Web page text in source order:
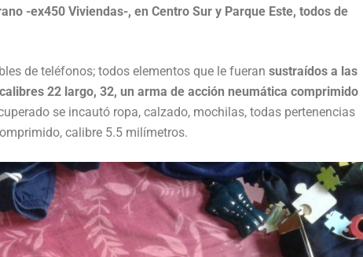
-ex450 Viviendas-, en Centro Sur y Parque Este, todos de
de teléfonos; todos elementos que le fueran sustraídos a las
22 largo, 32, un arma de acción neumática comprimido
se incautó ropa, calzado, mochilas, todas pertenencias
calibre 5.5 milímetros.